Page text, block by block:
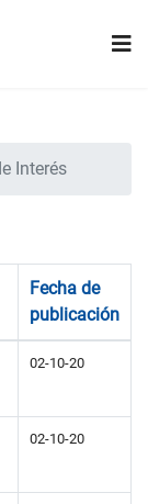
Interés
Fecha de
publicación
02-10-20
02-10-20